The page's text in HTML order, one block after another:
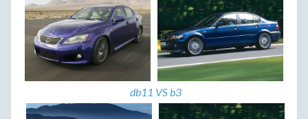
db11 VS b3